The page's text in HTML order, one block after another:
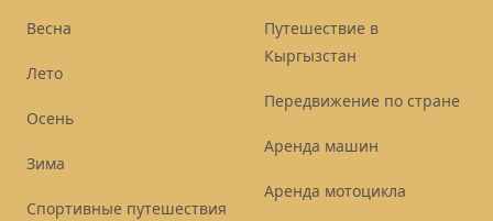
Весна
Лето
Осень
Зима
Спортивные путешествия
Путешествие в
Кыргызстан
Передвижение по стране
Аренда машин
Аренда мотоцикла